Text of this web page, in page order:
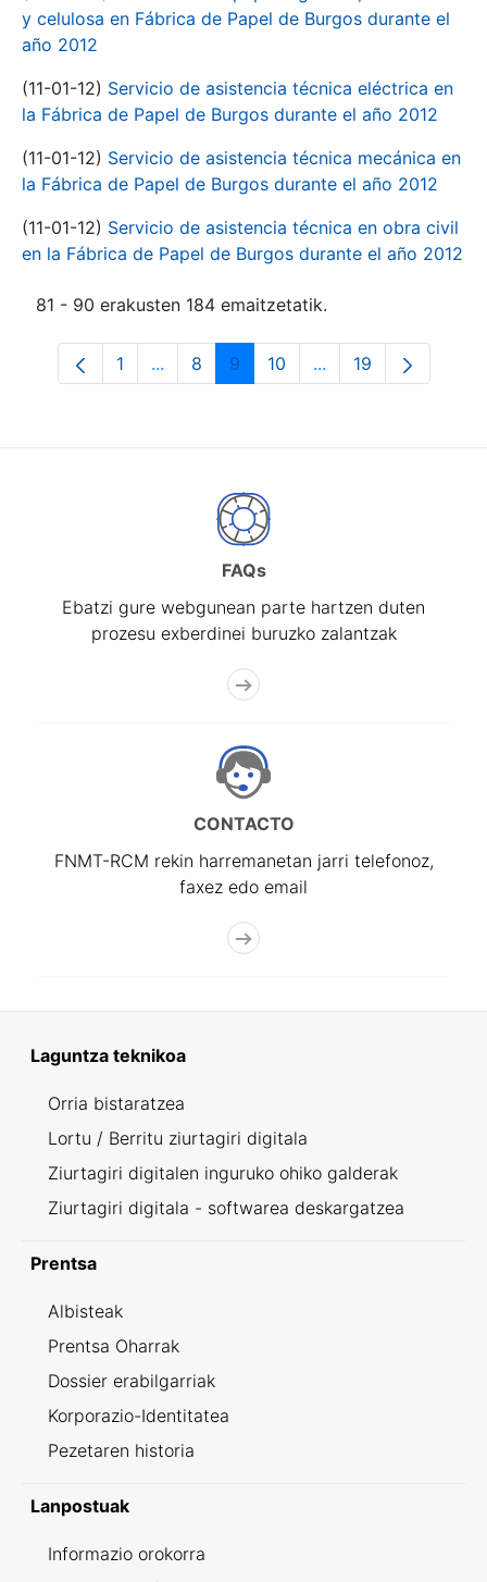
y celulosa en Fábrica de Papel de Burgos durante el
año 2012
(11-01-12) Servicio de asistencia técnica eléctrica en
la Fábrica de Papel de Burgos durante el año 2012
(11-01-12) Servicio de asistencia técnica mecánica en
la Fábrica de Papel de Burgos durante el año 2012
(11-01-12) Servicio de asistencia técnica en obra civil
en la Fábrica de Papel de Burgos durante el año 2012
81 - 90 erakusten 184 emaitzetatik.
Orrialdea
1 ...Intermediate Pages Use TAB to
Orrialdea
8 Orrialdea
9 Orrialdea
10 ...Intermediate Pages
Orrialdea
19
FAQs
Ebatzi gure webgunean parte hartzen duten
prozesu exberdinei buruzko zalantzak
CONTACTO
FNMT-RCM rekin harremanetan jarri telefonoz,
faxez edo email
Laguntza teknikoa
Orria bistaratzea
Lortu / Berritu ziurtagiri digitala
Ziurtagiri digitalen inguruko ohiko galderak
Ziurtagiri digitala - softwarea deskargatzea
Prentsa
Albisteak
Prentsa Oharrak
Dossier erabilgarriak
Korporazio-Identitatea
Pezetaren historia
Lanpostuak
Informazio orokorra